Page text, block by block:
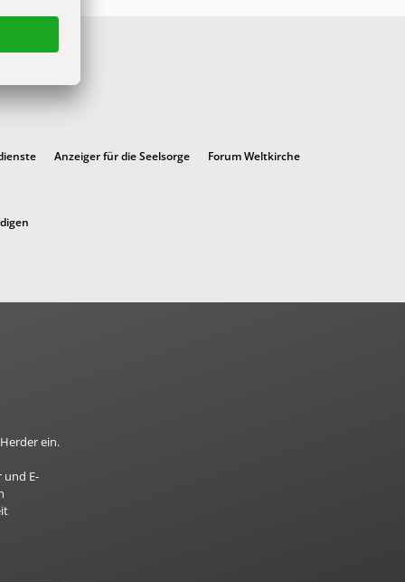
Anzeiger für die Seelsorge Forum Weltkirche
ein.
E-